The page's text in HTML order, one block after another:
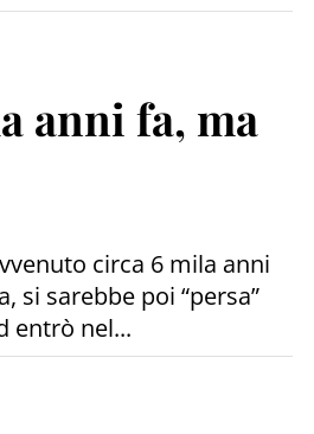
anni fa, ma
circa 6 mila anni
si sarebbe poi “persa”
entrò nel...